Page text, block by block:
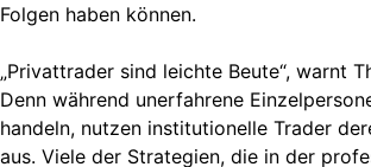
Folgen haben können.
„Privattrader sind leichte Beute“, warnt
Denn während unerfahrene
handeln, nutzen institutionelle Trader
aus. Viele der Strategien, die in der